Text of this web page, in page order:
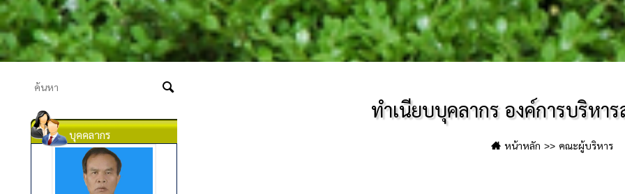
ทำเนียบบุคลากร องค์การบริหา
หน้าหลัก คณะผู้บริหาร
บุคคลากร